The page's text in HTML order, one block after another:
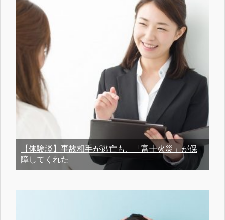
【体験談】事故相手が逃亡も、「富士火災」が保
障してくれた